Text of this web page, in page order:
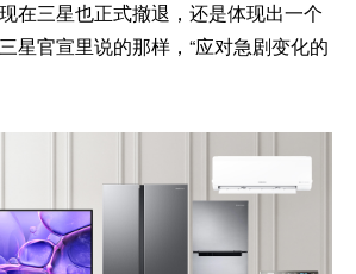
在三星也正式撤退，还是体现出一个
星官宣里说的那样，“应对急剧变化的